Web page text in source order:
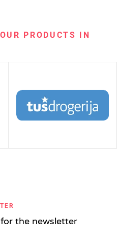
PRODUCTS IN
the newsletter